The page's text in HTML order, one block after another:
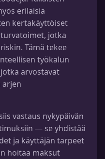
erilaisia
kertakäyttöiset
jotka
Tämä tekee
työkalun
arvostavat
vastaus nykypäivän
— se yhdistää
ja käyttäjän tarpeet
hoitaa maksut